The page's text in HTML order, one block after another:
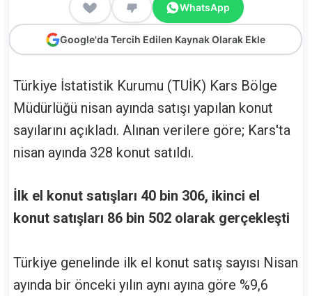
WhatsApp
Google'da Tercih Edilen Kaynak Olarak Ekle
Türkiye İstatistik Kurumu (TUİK) Kars Bölge
Müdürlüğü nisan ayında satışı yapılan konut
sayılarını açıkladı. Alınan verilere göre; Kars'ta
nisan ayında 328 konut satıldı.
İlk el konut satışları 40 bin 306, ikinci el
konut satışları 86 bin 502 olarak gerçekleşti
Türkiye genelinde ilk el konut satış sayısı Nisan
ayında bir önceki yılın aynı ayına göre %9,6